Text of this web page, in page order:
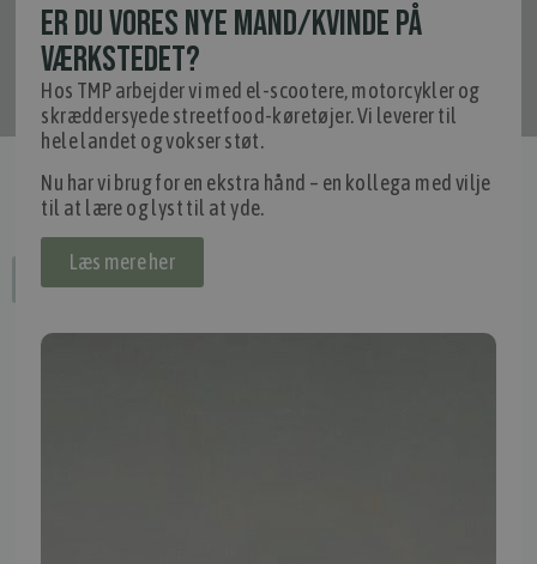
Tilmeld
ER DU VORES NYE MAND/KVINDE PÅ
VÆRKSTEDET?
Hos TMP arbejder vi med el-scootere, motorcykler og
skræddersyede streetfood-køretøjer. Vi leverer til
hele landet og vokser støt.
Nu har vi brug for en ekstra hånd – en kollega med vilje
til at lære og lyst til at yde.
Læs mere her